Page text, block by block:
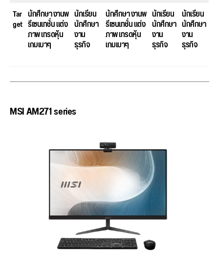
Tar
get
นักศึกษา งานพ
รีเซนเทชั่น แต่ง
ภาพ เทรดหุ้น
เกมเบาๆ
นักเรียน
นักศึกษา
งาน
ธุรกิจ
นักศึกษา งานพ
รีเซนเทชั่น แต่ง
ภาพ เทรดหุ้น
เกมเบาๆ
นักเรียน
นักศึกษา
งาน
ธุรกิจ
นักเรียน
นักศึกษา
งาน
ธุรกิจ
MSI AM271 series